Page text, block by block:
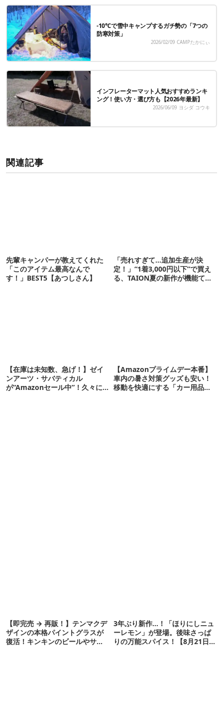
-10℃で雪中キャンプするガチ勢の「7つの
防寒対策」
2026/02/09 CAMPたかにぃ
インフレーターマット人気おすすめランキ
ング！使い方・選び方も【2026年最新】
2026/06/09 ヨシダ コウキ
関連記事
先輩キャンパーが教えてくれた
「このアイテム最高なんで
す！」BEST5【あつしさん】
「売れすぎて…追加生産が決
定！」“1着3,000円以下”で買え
る、TAION夏の新作が機能てん
【在庫は未知数、急げ！】ゼイ
ンアーツ・サバティカル
が“Amazonセール中”！久々に
【Amazonプライムデー本番】
車内の暑さ対策グッズも安い！
移動を快適にする「カー用品」
【即完売 → 再販！】テンマクデ
ザインの本格パイントグラスが
復活！キンキンのビールやサワ
3年ぶり新作…！「ほりにしニュ
ーレモン」が登場。後味さっぱ
りの万能スパイス！【8月21日発